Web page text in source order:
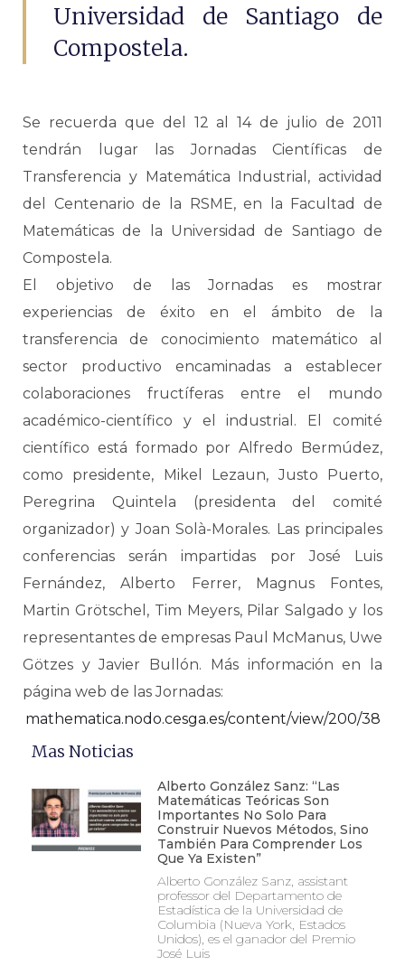
Universidad de Santiago de
Compostela.
Se recuerda que del 12 al 14 de julio de 2011
tendrán lugar las Jornadas Científicas de
Transferencia y Matemática Industrial, actividad
del Centenario de la RSME, en la Facultad de
Matemáticas de la Universidad de Santiago de
Compostela.
El objetivo de las Jornadas es mostrar
experiencias de éxito en el ámbito de la
transferencia de conocimiento matemático al
sector productivo encaminadas a establecer
colaboraciones fructíferas entre el mundo
académico-científico y el industrial. El comité
científico está formado por Alfredo Bermúdez,
como presidente, Mikel Lezaun, Justo Puerto,
Peregrina Quintela (presidenta del comité
organizador) y Joan Solà-Morales. Las principales
conferencias serán impartidas por José Luis
Fernández, Alberto Ferrer, Magnus Fontes,
Martin Grötschel, Tim Meyers, Pilar Salgado y los
representantes de empresas Paul McManus, Uwe
Götzes y Javier Bullón. Más información en la
página web de las Jornadas:
mathematica.nodo.cesga.es/content/view/200/38
Mas Noticias
Alberto González Sanz: “Las
Matemáticas Teóricas Son
Importantes No Solo Para
Construir Nuevos Métodos, Sino
También Para Comprender Los
Que Ya Existen”
Alberto González Sanz, assistant
professor del Departamento de
Estadística de la Universidad de
Columbia (Nueva York, Estados
Unidos), es el ganador del Premio
José Luis